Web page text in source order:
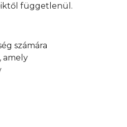
függetlenül.
számára
amely